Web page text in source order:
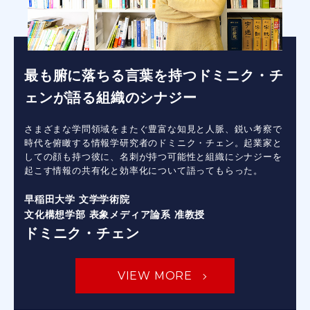
最も腑に落ちる言葉を持つドミニク・チ
ェンが語る組織のシナジー
さまざまな学問領域をまたぐ豊富な知見と人脈、鋭い考察で
時代を俯瞰する情報学研究者のドミニク・チェン。起業家と
しての顔も持つ彼に、名刺が持つ可能性と組織にシナジーを
起こす情報の共有化と効率化について語ってもらった。
早稲田大学 文学学術院
文化構想学部 表象メディア論系 准教授
ドミニク・チェン
VIEW MORE